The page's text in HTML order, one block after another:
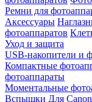
Ремни для
Аксессуары
фотоаппаратов
Уход и защита
USB-накопители и
Компактные
фотоаппараты
Моментальные
Вспышки Для Canon